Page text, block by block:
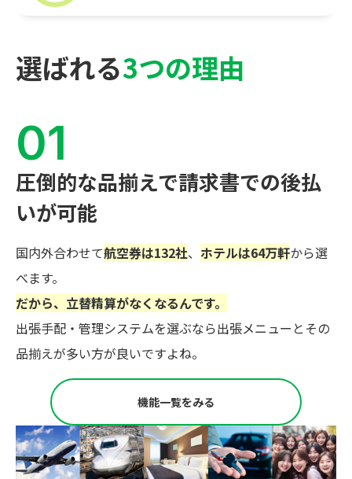
選ばれる3つの理由
圧倒的な品揃えで請求書での後払
いが可能
国内外合わせて航空券は132社、 ホテルは64万軒から選
べます。
だから、立替精算がなくなるんです。
出張手配・管理システムを選ぶなら出張メニューとその
品揃えが多い方が良いですよね。
機能一覧をみる